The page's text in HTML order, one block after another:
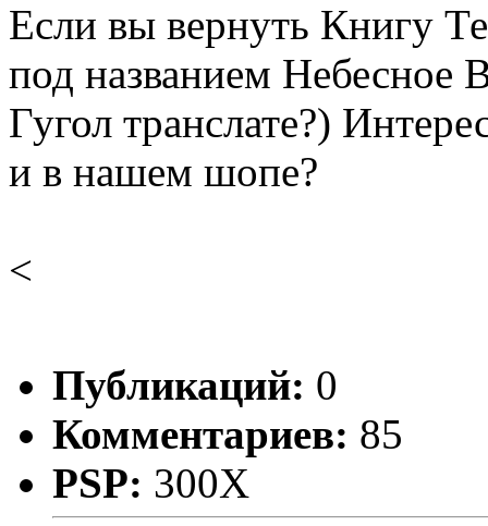
Если вы вернуть Книгу
под названием Небесное
Гугол транслате?)
и в нашем шопе?
<
Публикаций: 0
Комментариев: 85
PSP: 300X